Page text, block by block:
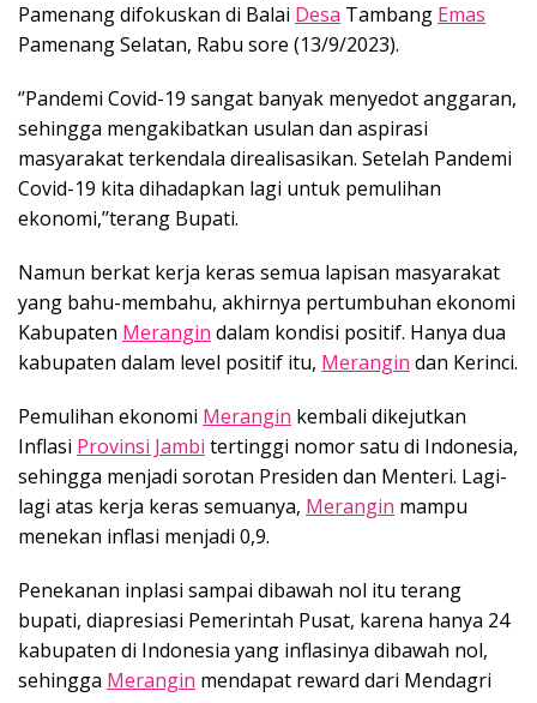
Pamenang difokuskan di Balai Desa Tambang Emas
Pamenang Selatan, Rabu sore (13/9/2023).
‘’Pandemi Covid-19 sangat banyak menyedot anggaran,
sehingga mengakibatkan usulan dan aspirasi
masyarakat terkendala direalisasikan. Setelah Pandemi
Covid-19 kita dihadapkan lagi untuk pemulihan
ekonomi,’’terang Bupati.
Namun berkat kerja keras semua lapisan masyarakat
yang bahu-membahu, akhirnya pertumbuhan ekonomi
Kabupaten Merangin dalam kondisi positif. Hanya dua
kabupaten dalam level positif itu, Merangin dan Kerinci.
Pemulihan ekonomi Merangin kembali dikejutkan
Inflasi Provinsi Jambi tertinggi nomor satu di Indonesia,
sehingga menjadi sorotan Presiden dan Menteri. Lagi-
lagi atas kerja keras semuanya, Merangin mampu
menekan inflasi menjadi 0,9.
Penekanan inplasi sampai dibawah nol itu terang
bupati, diapresiasi Pemerintah Pusat, karena hanya 24
kabupaten di Indonesia yang inflasinya dibawah nol,
sehingga Merangin mendapat reward dari Mendagri